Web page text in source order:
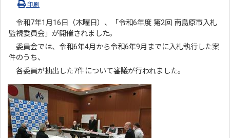
印刷
令和7年1月16日（木曜日）、「令和6年度 第2回 南島原市入札
監視委員会」が開催されました。
委員会では、令和6年4月から令和6年9月までに入札執行した案
件のうち、
各委員が抽出した7件について審議が行われました。